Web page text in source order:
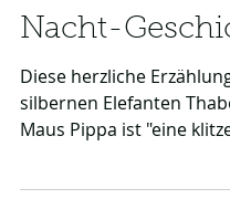
Als der
winzige Maus
musste - eine